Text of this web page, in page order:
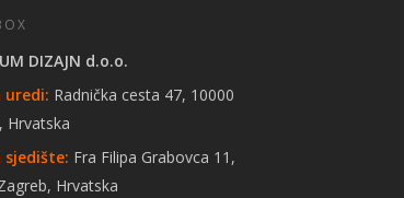
DIZAJN d.o.o.
uredi: Radnička cesta 47, 10000
Hrvatska
sjedište: Fra Filipa Grabovca 11,
Hrvatska